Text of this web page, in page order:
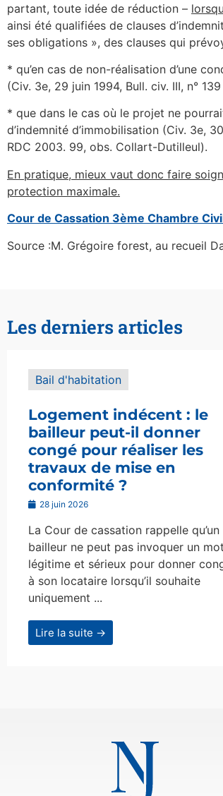
partant, toute idée de réduction –
ainsi été qualifiées de clauses
ses obligations », des clauses qui
* qu’en cas de non-réalisation d’une
(Civ. 3e, 29 juin 1994, Bull. civ. III, n°
* que dans le cas où le projet ne
d’indemnité d’immobilisation (Civ. 3e,
RDC 2003. 99, obs. Collart-Dutilleul).
En pratique, mieux vaut donc faire
protection maximale.
Cour de Cassation 3ème Chambre
Source :M. Grégoire forest, au recueil
Les derniers articles
Bail d'habitation
Logement indécent : le
bailleur peut-il donner
congé pour réaliser les
travaux de mise en
conformité ?
28 juin 2026
La Cour de cassation rappelle qu’un
bailleur ne peut pas invoquer un
légitime et sérieux pour donner
à son locataire lorsqu’il souhaite
uniquement ...
Lire la suite →